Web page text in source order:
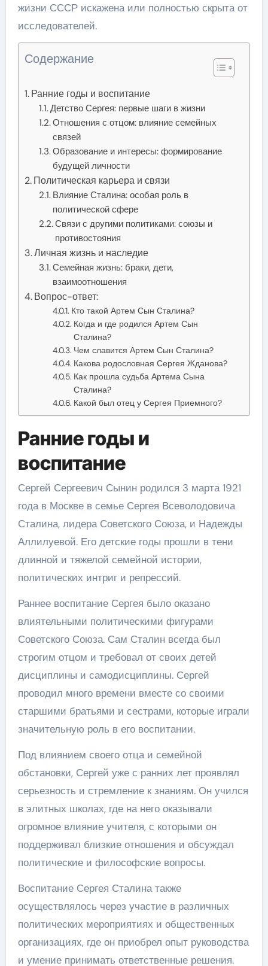
жизни СССР искажена или полностью скрыта от
исследователей.
Содержание
Ранние годы и воспитание
Детство Сергея: первые шаги в жизни
Отношения с отцом: влияние семейных
связей
Образование и интересы: формирование
будущей личности
Политическая карьера и связи
Влияние Сталина: особая роль в
политической сфере
Связи с другими политиками: союзы и
противостояния
Личная жизнь и наследие
Семейная жизнь: браки, дети,
взаимоотношения
Вопрос-ответ:
Кто такой Артем Сын Сталина?
Когда и где родился Артем Сын
Сталина?
Чем славится Артем Сын Сталина?
Какова родословная Сергея Жданова?
Как прошла судьба Артема Сына
Сталина?
Какой был отец у Сергея Приемного?
Ранние годы и
воспитание
Сергей Сергеевич Сынин родился 3 марта 1921
года в Москве в семье Сергея Всеволодовича
Сталина, лидера Советского Союза, и Надежды
Аллилуевой. Его детские годы прошли в тени
длинной и тяжелой семейной истории,
политических интриг и репрессий.
Раннее воспитание Сергея было оказано
влиятельными политическими фигурами
Советского Союза. Сам Сталин всегда был
строгим отцом и требовал от своих детей
дисциплины и самодисциплины. Сергей
проводил много времени вместе со своими
старшими братьями и сестрами, которые играли
значительную роль в его воспитании.
Под влиянием своего отца и семейной
обстановки, Сергей уже с ранних лет проявлял
серьезность и стремление к знаниям. Он учился
в элитных школах, где на него оказывали
огромное влияние учителя, с которыми он
поддерживал близкие отношения и обсуждал
политические и философские вопросы.
Воспитание Сергея Сталина также
осуществлялось через участие в различных
политических мероприятиях и общественных
организациях, где он приобрел опыт руководства
и умение принимать ответственные решения.